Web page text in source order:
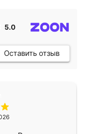
5.0
Оставить отзыв